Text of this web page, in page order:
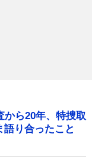
ら20年、特捜取
り合ったこと